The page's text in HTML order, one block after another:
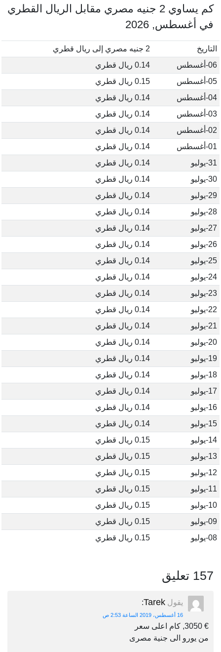
كم يساوي 2 جنيه مصري مقابل الريال القطري
في أغسطس, 2026
التاريخ
2 جنيه مصري إلى ريال قطري
06-أغسطس
0.14 ريال قطري
05-أغسطس
0.15 ريال قطري
04-أغسطس
0.14 ريال قطري
03-أغسطس
0.14 ريال قطري
02-أغسطس
0.14 ريال قطري
01-أغسطس
0.14 ريال قطري
31-يوليو
0.14 ريال قطري
30-يوليو
0.14 ريال قطري
29-يوليو
0.14 ريال قطري
28-يوليو
0.14 ريال قطري
27-يوليو
0.14 ريال قطري
26-يوليو
0.14 ريال قطري
25-يوليو
0.14 ريال قطري
24-يوليو
0.14 ريال قطري
23-يوليو
0.14 ريال قطري
22-يوليو
0.14 ريال قطري
21-يوليو
0.14 ريال قطري
20-يوليو
0.14 ريال قطري
19-يوليو
0.14 ريال قطري
18-يوليو
0.14 ريال قطري
17-يوليو
0.14 ريال قطري
16-يوليو
0.14 ريال قطري
15-يوليو
0.14 ريال قطري
14-يوليو
0.15 ريال قطري
13-يوليو
0.15 ريال قطري
12-يوليو
0.15 ريال قطري
11-يوليو
0.15 ريال قطري
10-يوليو
0.15 ريال قطري
09-يوليو
0.15 ريال قطري
08-يوليو
0.15 ريال قطري
157 تعليق
يقول Tarek
:
16 أغسطس، 2019 الساعة 2:53 ص
€ 3050, كام اعلى سعر
من يورو الى جنية مصرى